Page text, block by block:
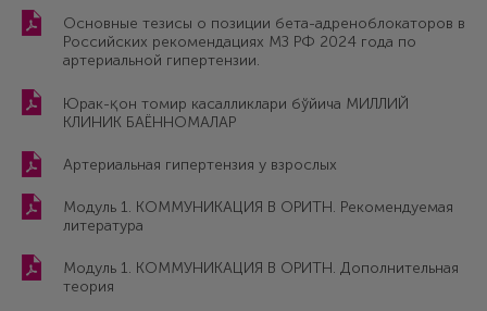
Основные тезисы о позиции бета-адреноблокаторов в
Российских рекомендациях МЗ РФ 2024 года по
артериальной гипертензии.
Юрак-қон томир касалликлари бўйича МИЛЛИЙ
КЛИНИК БАЁННОМАЛАР
Артериальная гипертензия у взрослых
Модуль 1. КОММУНИКАЦИЯ В ОРИТН. Рекомендуемая
литература
Модуль 1. КОММУНИКАЦИЯ В ОРИТН. Дополнительная
теория